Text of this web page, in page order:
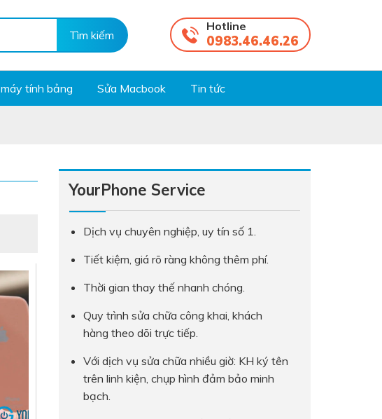
Hotline
0983.46.46.26
tính bảng Sửa Macbook Tin tức
YourPhone Service
Dịch vụ chuyên nghiệp, uy tín số 1.
Tiết kiệm, giá rõ ràng không thêm phí.
Thời gian thay thế nhanh chóng.
Quy trình sửa chữa công khai, khách
hàng theo dõi trực tiếp.
Với dịch vụ sửa chữa nhiều giờ: KH ký tên
trên linh kiện, chụp hình đảm bảo minh
bạch.